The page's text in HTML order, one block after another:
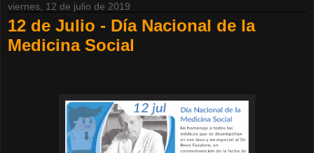
viernes, 12 de julio de 2019
12 de Julio - Día Nacional de la
Medicina Social